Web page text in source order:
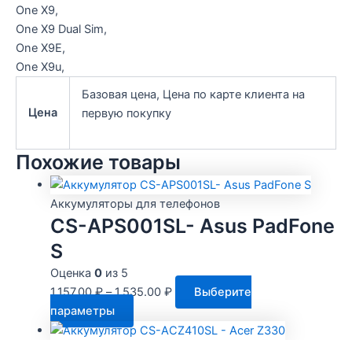
One X9,
One X9 Dual Sim,
One X9E,
One X9u,
Цена
Базовая цена, Цена по карте клиента на
первую покупку
Похожие товары
Аккумуляторы для телефонов
CS-APS001SL- Asus PadFone
S
Оценка 0из 5
1,157.00₽–1,535.00 ₽
Выберите
параметры
товар